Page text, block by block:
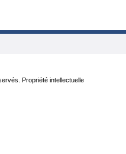
Propriété intellectuelle